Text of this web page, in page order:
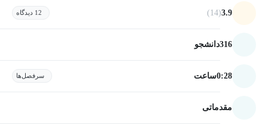
3.9
(14) 12 دیدگاه
316دانشجو
0:28ساعت سرفصل‌ها
مقدماتی